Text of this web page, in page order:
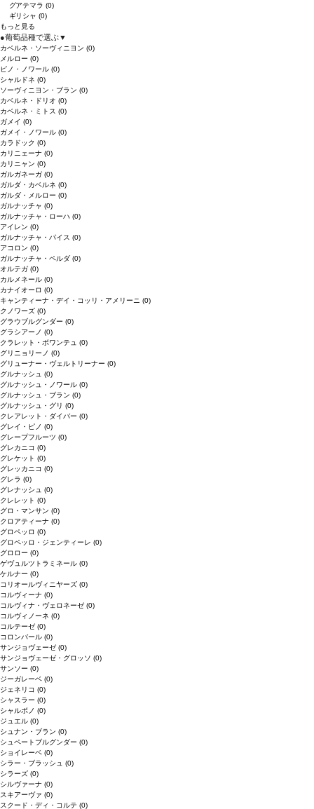
グアテマラ(0)
ギリシャ(0)
もっと見る
●葡萄品種で選ぶ▼
カベルネ・ソーヴィニヨン (0)
メルロー (0)
ピノ・ノワール (0)
シャルドネ (0)
ソーヴィニヨン・ブラン (0)
カベルネ・ドリオ (0)
カベルネ・ミトス (0)
ガメイ (0)
ガメイ・ノワール (0)
カラドック (0)
カリニェーナ (0)
カリニャン (0)
ガルガネーガ (0)
ガルダ・カベルネ (0)
ガルダ・メルロー (0)
ガルナッチャ (0)
ガルナッチャ・ローハ (0)
アイレン (0)
ガルナッチャ・パイス (0)
アコロン (0)
ガルナッチャ・ペルダ (0)
オルテガ (0)
カルメネール (0)
カナイオーロ (0)
キャンティーナ・デイ・コッリ・アメリーニ (0)
クノワーズ (0)
グラウブルグンダー (0)
グラシアーノ (0)
クラレット・ボワンテュ (0)
グリニョリーノ (0)
グリューナー・ヴェルトリーナー (0)
グルナッシュ (0)
グルナッシュ・ノワール (0)
グルナッシュ・ブラン (0)
グルナッシュ・グリ (0)
クレアレット・ダイバー (0)
グレイ・ピノ (0)
グレープフルーツ (0)
グレカニコ (0)
グレケット (0)
グレッカニコ (0)
グレラ (0)
グレナッシュ (0)
クレレット (0)
グロ・マンサン (0)
クロアティーナ (0)
グロペッロ (0)
グロペッロ・ジェンティーレ (0)
グロロー (0)
ゲヴュルツトラミネール (0)
ケルナー (0)
コリオールヴィニヤーズ (0)
コルヴィーナ (0)
コルヴィナ・ヴェロネーゼ (0)
コルヴィノーネ (0)
コルテーゼ (0)
コロンバール (0)
サンジョヴェーゼ (0)
サンジョヴェーゼ・グロッソ (0)
サンソー (0)
ジーガレーベ (0)
ジェネリコ (0)
シャスラー (0)
シャルボノ (0)
ジュエル (0)
シュナン・ブラン (0)
シュペートブルグンダー (0)
ショイレーベ (0)
シラー・ブラッシュ (0)
シラーズ (0)
シルヴァーナ (0)
スキアーヴァ (0)
スクード・ディ・コルテ (0)